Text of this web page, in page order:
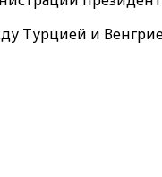
Турцией и